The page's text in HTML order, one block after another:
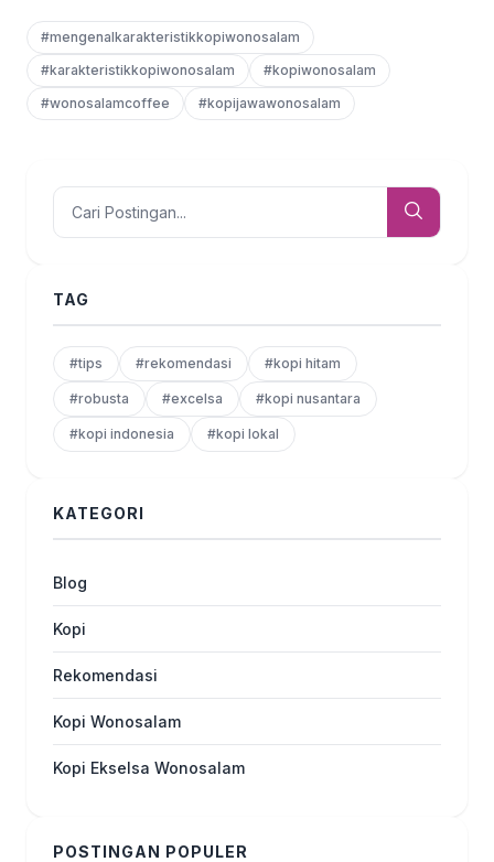
#mengenalkarakteristikkopiwonosalam
#karakteristikkopiwonosalam
#kopiwonosalam
#wonosalamcoffee
#kopijawawonosalam
TAG
#tips #rekomendasi #kopi hitam
#robusta #excelsa #kopi nusantara
#kopi indonesia #kopi lokal
KATEGORI
Blog
Kopi
Rekomendasi
Kopi Wonosalam
Kopi Ekselsa Wonosalam
POSTINGAN POPULER